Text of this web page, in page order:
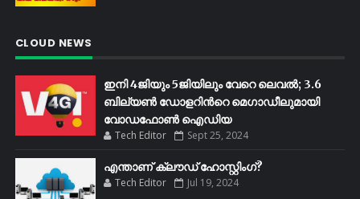
CLOUD NEWS
ഇനി 4ജിയും 5ജിയിലും വേറെ ലെവൽ; 3.6
ബില്യണ്‍ ഡോളറിന്‍റെ മെഗാഡീലുമായി
വോഡഫോണ്‍ ഐഡിയ
Tech Editor Sept 25, 2024
എന്താണ് ക്ലൗഡ് ഹോസ്റ്റിംഗ്?
Tech Editor Jul 19, 2024